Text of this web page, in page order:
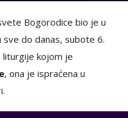
Bogorodice bio je u
sve do danas, subote 6.
liturgije kojom je
, ona je ispraćena u